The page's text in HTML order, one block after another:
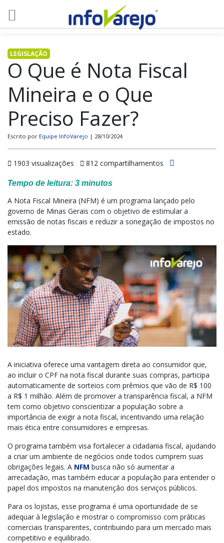
LEGISLAÇÃO
O Que é Nota Fiscal
Mineira e o Que
Preciso Fazer?
Escrito por Equipe InfoVarejo | 28/10/2024
1903 visualizações 812 compartilhamentos
Tempo de leitura: 3 minutos
A Nota Fiscal Mineira (NFM) é um programa lançado pelo
governo de Minas Gerais com o objetivo de estimular a
emissão de notas fiscais e reduzir a sonegação de impostos no
estado.
A iniciativa oferece uma vantagem direta ao consumidor que,
ao incluir o CPF na nota fiscal durante suas compras, participa
automaticamente de sorteios com prêmios que vão de R$ 100
a R$ 1 milhão. Além de promover a transparência fiscal, a NFM
tem como objetivo conscientizar a população sobre a
importância de exigir a nota fiscal, incentivando uma relação
mais ética entre consumidores e empresas.
O programa também visa fortalecer a cidadania fiscal, ajudando
a criar um ambiente de negócios onde todos cumprem suas
obrigações legais. A NFM busca não só aumentar a
arrecadação, mas também educar a população para entender o
papel dos impostos na manutenção dos serviços públicos.
Para os lojistas, esse programa é uma oportunidade de se
adequar à legislação e mostrar o compromisso com práticas
comerciais transparentes, contribuindo para um mercado mais
competitivo e equilibrado.